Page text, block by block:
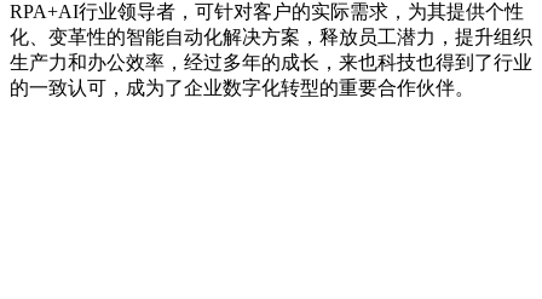
RPA+AI行业领导者，可针对客户的实际需求，为其提供个性
化、变革性的智能自动化解决方案，释放员工潜力，提升组织
生产力和办公效率，经过多年的成长，来也科技也得到了行业
的一致认可，成为了企业数字化转型的重要合作伙伴。